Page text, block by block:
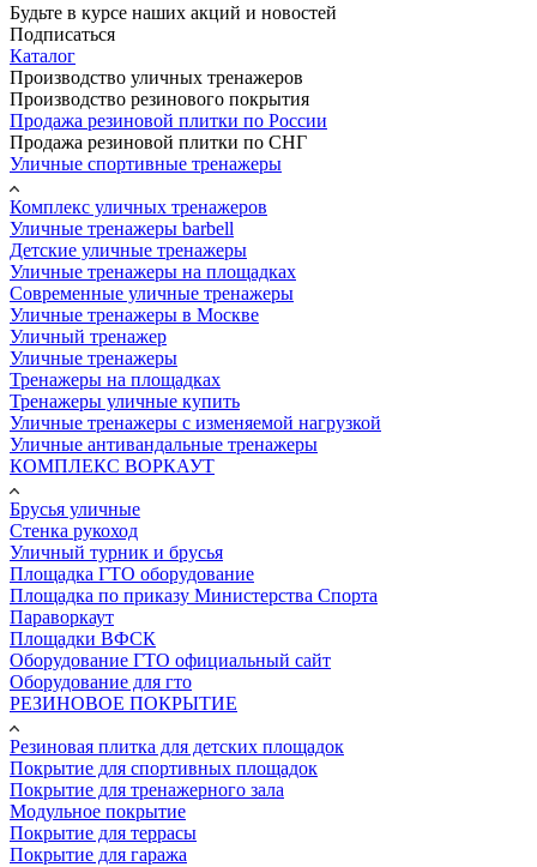
Будьте в курсе наших акций и новостей
Подписаться
Каталог
Производство уличных тренажеров
Производство резинового покрытия
Продажа резиновой плитки по России
Продажа резиновой плитки по СНГ
Уличные спортивные тренажеры
Комплекс уличных тренажеров
Уличные тренажеры barbell
Детские уличные тренажеры
Уличные тренажеры на площадках
Современные уличные тренажеры
Уличные тренажеры в Москве
Уличный тренажер
Уличные тренажеры
Тренажеры на площадках
Тренажеры уличные купить
Уличные тренажеры с изменяемой нагрузкой
Уличные антивандальные тренажеры
КОМПЛЕКС ВОРКАУТ
Брусья уличные
Стенка рукоход
Уличный турник и брусья
Площадка ГТО оборудование
Площадка по приказу Министерства Спорта
Параворкаут
Площадки ВФСК
Оборудование ГТО официальный сайт
Оборудование для гто
РЕЗИНОВОЕ ПОКРЫТИЕ
Резиновая плитка для детских площадок
Покрытие для спортивных площадок
Покрытие для тренажерного зала
Модульное покрытие
Покрытие для террасы
Покрытие для гаража